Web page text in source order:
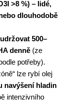
>8 %) – lidé,
dlouhodobě
udržovat 500–
denně(ze
potřeby).
lze rybí olej
navýšení hladin
intenzivního